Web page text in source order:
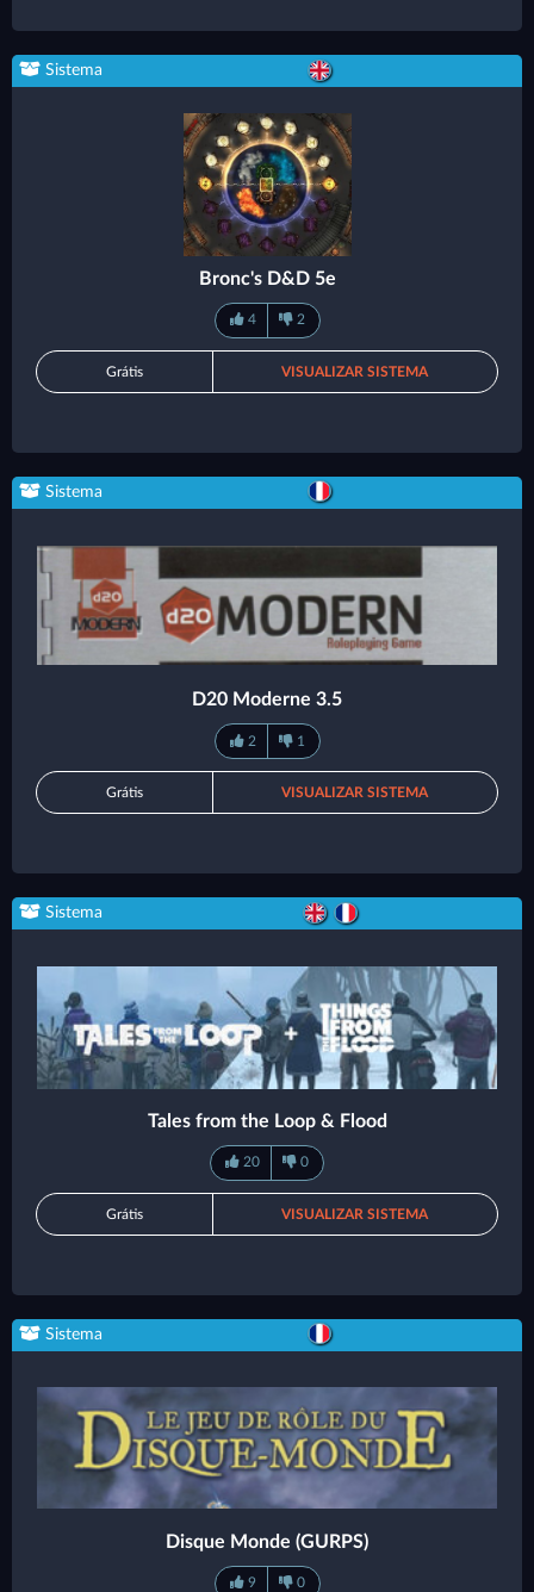
Sistema
Bronc's D&D 5e
4 2
Grátis VISUALIZAR SISTEMA
Sistema
D20 Moderne 3.5
2 1
Grátis VISUALIZAR SISTEMA
Sistema
Tales from the Loop & Flood
20 0
Grátis VISUALIZAR SISTEMA
Sistema
Disque Monde (GURPS)
9 0